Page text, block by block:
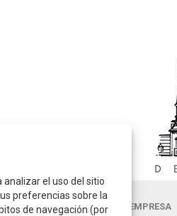
LA EMPRESA
el uso del sitio
preferencias sobre la
de navegación (por